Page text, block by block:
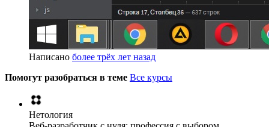
Написано более трёх лет назад
Помогут разобраться в теме Все курсы
Нетология